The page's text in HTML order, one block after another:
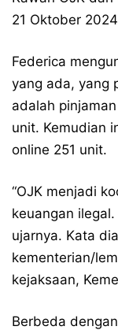
21 Oktober
Federica
yang ada, yang
adalah
unit. Kemudian
online 251 unit.
“OJK menjadi
keuangan
ujarnya. Kata
kementerian/
kejaksaan,
Berbeda